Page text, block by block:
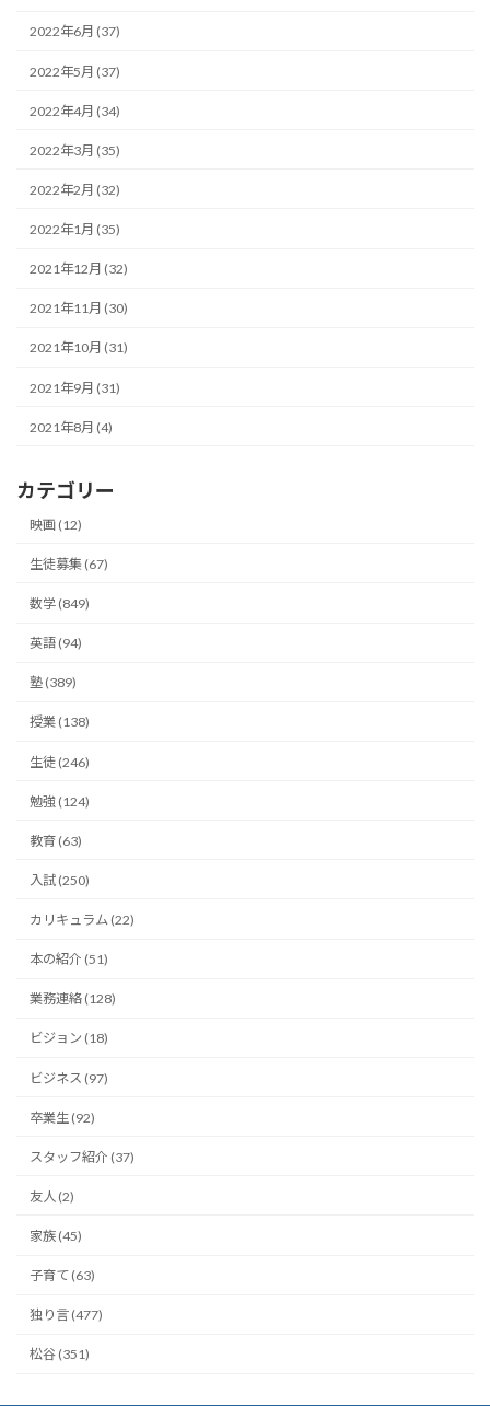
2022年6月 (37)
2022年5月 (37)
2022年4月 (34)
2022年3月 (35)
2022年2月 (32)
2022年1月 (35)
2021年12月 (32)
2021年11月 (30)
2021年10月 (31)
2021年9月 (31)
2021年8月 (4)
カテゴリー
映画 (12)
生徒募集 (67)
数学 (849)
英語 (94)
塾 (389)
授業 (138)
生徒 (246)
勉強 (124)
教育 (63)
入試 (250)
カリキュラム (22)
本の紹介 (51)
業務連絡 (128)
ビジョン (18)
ビジネス (97)
卒業生 (92)
スタッフ紹介 (37)
友人 (2)
家族 (45)
子育て (63)
独り言 (477)
松谷 (351)